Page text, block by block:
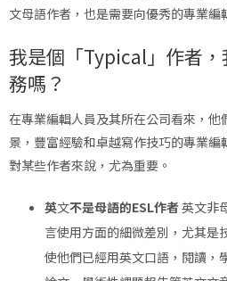
文母語作者，也是需要向優秀的專業編
我是個「Typical」作者
務嗎？
在專業編輯人員及其所在公司看來，
景，豐富經驗和卓越寫作技巧的專業
對某些作者來說，尤為重要。
英文不是母語的ESL作者英文非
言使用方面的細微差別，尤其是
使他們已經用英文口語，閱讀，